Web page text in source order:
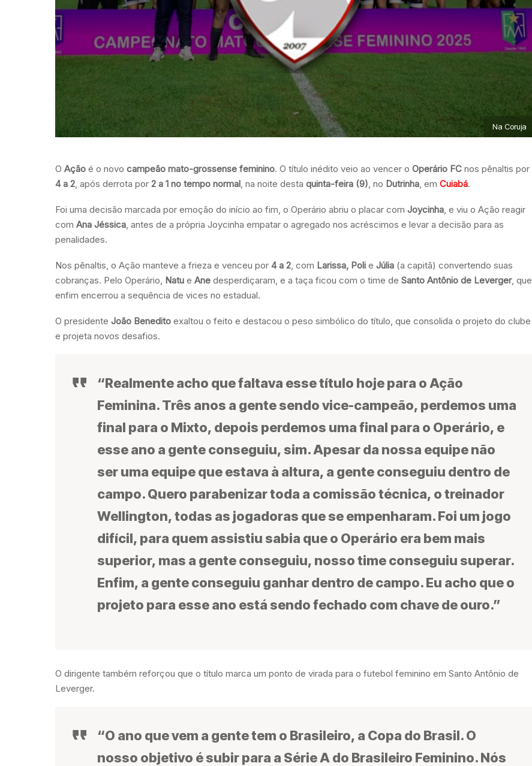
Na Coruja
O Ação é o novo campeão mato-grossense feminino. O título inédito veio ao vencer o Operário FC nos pênaltis por
4 a 2, após derrota por 2 a 1 no tempo normal, na noite desta quinta-feira (9), no Dutrinha, em Cuiabá.
Foi uma decisão marcada por emoção do início ao fim, o Operário abriu o placar com Joycinha, e viu o Ação reagir
com Ana Jéssica, antes de a própria Joycinha empatar o agregado nos acréscimos e levar a decisão para as
penalidades.
Nos pênaltis, o Ação manteve a frieza e venceu por 4 a 2, com Larissa, Poli e Júlia (a capitã) convertendo suas
cobranças. Pelo Operário, Natu e Ane desperdiçaram, e a taça ficou com o time de Santo Antônio de Leverger, que
enfim encerrou a sequência de vices no estadual.
O presidente João Benedito exaltou o feito e destacou o peso simbólico do título, que consolida o projeto do clube
e projeta novos desafios.
“Realmente acho que faltava esse título hoje para o Ação
Feminina. Três anos a gente sendo vice-campeão, perdemos uma
final para o Mixto, depois perdemos uma final para o Operário, e
esse ano a gente conseguiu, sim. Apesar da nossa equipe não
ser uma equipe que estava à altura, a gente conseguiu dentro de
campo. Quero parabenizar toda a comissão técnica, o treinador
Wellington, todas as jogadoras que se empenharam. Foi um jogo
difícil, para quem assistiu sabia que o Operário era bem mais
superior, mas a gente conseguiu, nosso time conseguiu superar.
Enfim, a gente conseguiu ganhar dentro de campo. Eu acho que o
projeto para esse ano está sendo fechado com chave de ouro.”
O dirigente também reforçou que o título marca um ponto de virada para o futebol feminino em Santo Antônio de
Leverger.
“O ano que vem a gente tem o Brasileiro, a Copa do Brasil. O
nosso objetivo é subir para a Série A do Brasileiro Feminino. Nós